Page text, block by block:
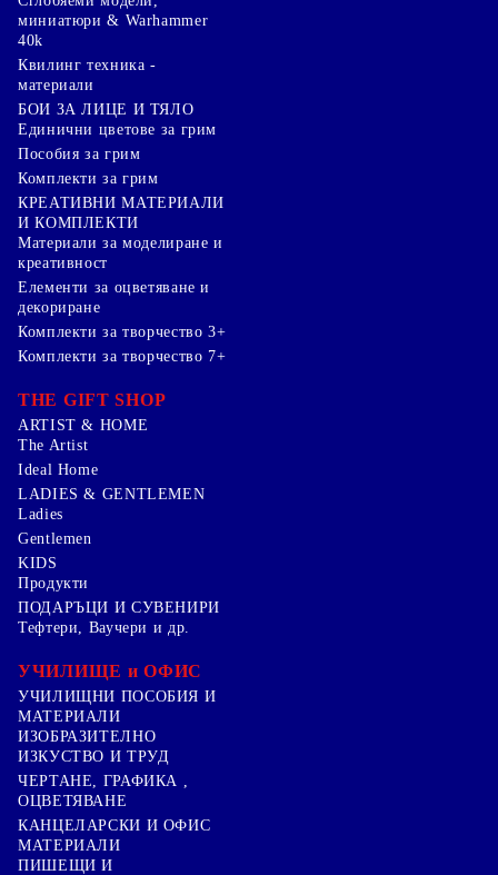
миниатюри & Warhammer
40k
Квилинг техника -
материали
БОИ ЗА ЛИЦЕ И ТЯЛО
Единични цветове за грим
Пособия за грим
Комплекти за грим
КРЕАТИВНИ МАТЕРИАЛИ
И КОМПЛЕКТИ
Mатериали за моделиране и
креативност
Елементи за оцветяване и
декориране
Комплекти за творчество 3+
Комплекти за творчество 7+
THE GIFT SHOP
ARTIST & HOME
The Artist
Ideal Home
LADIES & GENTLEMEN
Ladies
Gentlemen
KIDS
Продукти
ПОДАРЪЦИ И СУВЕНИРИ
Тефтери, Ваучери и др.
УЧИЛИЩЕ и ОФИС
УЧИЛИЩНИ ПОСОБИЯ И
МАТЕРИАЛИ
ИЗОБРАЗИТЕЛНО
ИЗКУСТВО И ТРУД
ЧЕРТАНЕ, ГРАФИКА ,
ОЦВЕТЯВАНЕ
КАНЦЕЛАРСКИ И ОФИС
МАТЕРИАЛИ
ПИШЕЩИ И